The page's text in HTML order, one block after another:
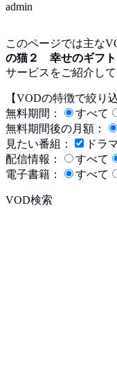
admin
このページでは主な
の猫２ 幸せのギフト
サービスをご紹介して
【VODの特徴で絞り
無料期間：
すべて
無料期間後の月額：
見たい番組：
ドラ
配信情報：
すべて
電子書籍：
すべて
VOD検索